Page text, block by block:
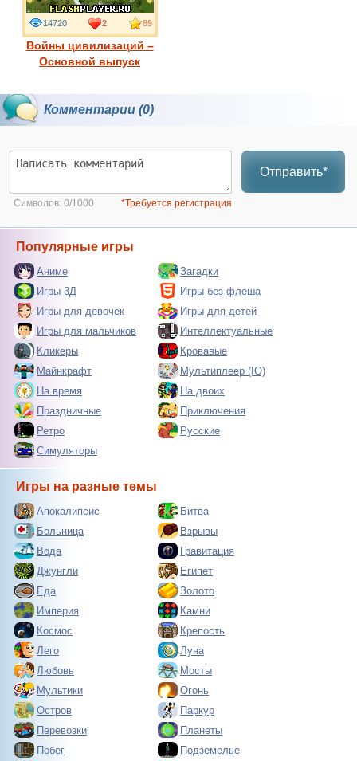
Войны цивилизаций –
Основной выпуск
14720 2 89
Комментарии (0)
Отправить*
Символов: 0/1000 *Требуется регистрация
Популярные игры
Аниме
Загадки
Игры 3Д
Игры без флеша
Игры для девочек
Игры для детей
Игры для мальчиков
Интеллектуальные
Кликеры
Кровавые
Майнкрафт
Мультиплеер (IO)
На время
На двоих
Праздничные
Приключения
Ретро
Русские
Симуляторы
Игры на разные темы
Апокалипсис
Битва
Больница
Взрывы
Вода
Гравитация
Джунгли
Египет
Еда
Золото
Империя
Камни
Космос
Крепость
Лего
Луна
Любовь
Мосты
Мультики
Огонь
Остров
Паркур
Перевозки
Планеты
Побег
Подземелье